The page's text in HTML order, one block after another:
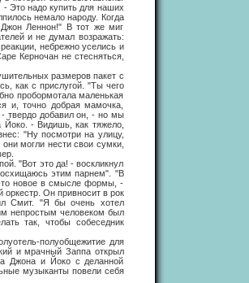
- Это надо купить для наших
немало народу. Когда
Леннон!" В тот же миг
и не думал возражать:
небрежно уселись и
Керночан не стесняться,
размеров пакет с
как с прислугой. "Ты чего
пробормотала маленькая
и, точно добрая мамочка,
твердо добавил он, - но мы
Йоко. - Видишь, как тяжело,
"Ну посмотри на улицу,
могли нести свои сумки,
"Вот это да! - воскликнул
этим парнем". "В
то новое в смысле формы, -
оркестр. Он привносит в рок
Смит. "Я бы очень хотел
непростым человеком был
так, чтобы собеседник
полуобщежитие для
и мрачный Заппа открыл
Джона и Йоко с деланной
музыканты повели себя